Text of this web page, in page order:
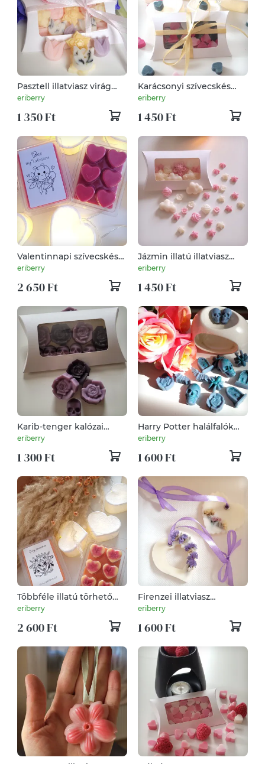
Pasztell illatviasz virág
válogatás
eriberry
1 350 Ft
Karácsonyi szívecskés
illatviasz választható
illattal
eriberry
1 450 Ft
Valentinnapi szívecskés
törhető illatviasz
eriberry
2 650 Ft
Jázmin illatú illatviasz
Japán álom
eriberry
1 450 Ft
Karib-tenger kalózai
ihlette illatviasz
eriberry
1 300 Ft
Harry Potter halálfalók
ihlette illatviasz
eriberry
1 600 Ft
Többféle illatú törhető
illatviasz szívecske
eriberry
2 600 Ft
Firenzei illatviasz
illatosító szívek
eriberry
1 600 Ft